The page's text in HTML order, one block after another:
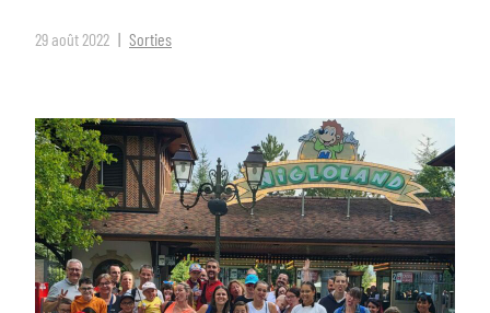
29 août 2022 Sorties